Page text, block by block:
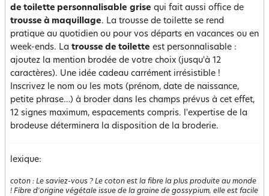
de toilette personnalisable grise qui fait aussi office de
trousse à maquillage. La trousse de toilette se rend
pratique au quotidien ou pour vos départs en vacances ou en
week-ends. La trousse de toilette est personnalisable :
ajoutez la mention brodée de votre choix (jusqu'à 12
caractères). Une idée cadeau carrément irrésistible !
Inscrivez le nom ou les mots (prénom, date de naissance,
petite phrase…) à broder dans les champs prévus à cet effet,
12 signes maximum, espacements compris. l'expertise de la
brodeuse déterminera la disposition de la broderie.
lexique:
coton : Le saviez-vous ? Le coton est la fibre la plus produite au monde
! Fibre d'origine végétale issue de la graine de gossypium, elle est facile